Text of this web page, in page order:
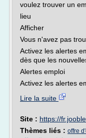
voulez trouver un
lieu
Afficher
Vous n'avez pas
Activez les alertes
dès que les
Alertes emploi
Activez les alertes
Lire la suite
Site : https://
Thèmes liés : offre